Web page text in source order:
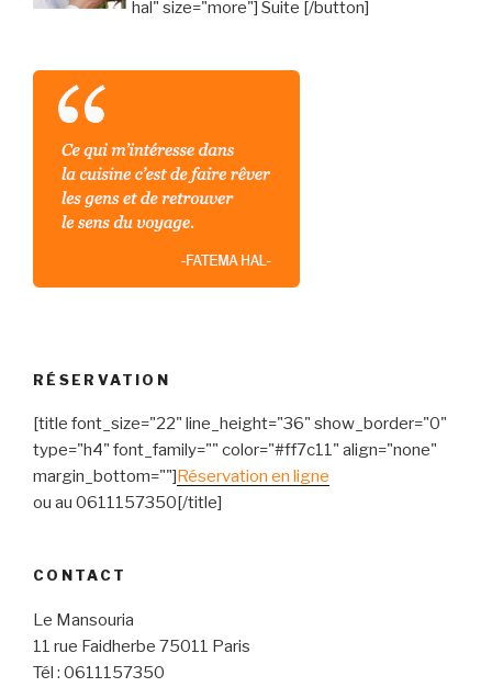
hal" size="more"] Suite [/button]
RÉSERVATION
[title font_size="22" line_height="36" show_border="0"
type="h4" font_family="" color="#ff7c11" align="none"
margin_bottom=""]Réservation en ligne
ou au 0611157350[/title]
CONTACT
Le Mansouria
11 rue Faidherbe 75011 Paris
Tél : 0611157350